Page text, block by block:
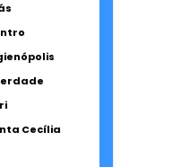
Cecília